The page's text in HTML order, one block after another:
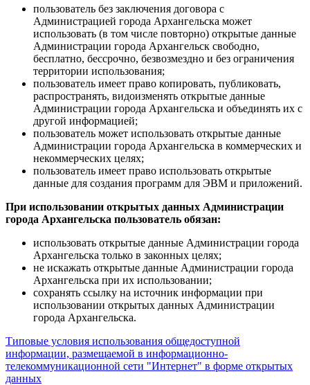
пользователь без заключения договора с
Администрацией города Архангельска может
использовать (в том числе повторно) открытые данные
Администрации города Архангельск свободно,
бесплатно, бессрочно, безвозмездно и без ограничения
территории использования;
пользователь имеет право копировать, публиковать,
распространять, видоизменять открытые данные
Администрации города Архангельска и объединять их с
другой информацией;
пользователь может использовать открытые данные
Администрации города Архангельска в коммерческих и
некоммерческих целях;
пользователь имеет право использовать открытые
данные для создания программ для ЭВМ и приложений.
При использовании открытых данных Администрации
города Архангельска пользователь обязан:
использовать открытые данные Администрации города
Архангельска только в законных целях;
не искажать открытые данные Администрации города
Архангельска при их использовании;
сохранять ссылку на источник информации при
использовании открытых данных Администрации
города Архангельска.
Типовые условия использования общедоступной
информации, размещаемой в информационно-
телекоммуникационной сети "Интернет" в форме открытых
данных